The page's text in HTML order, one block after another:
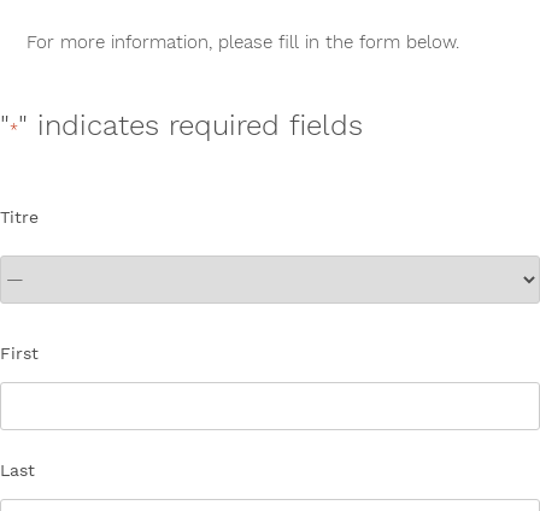
For more information, please fill in the form below.
"*" indicates required fields
Titre
Nom
First
Last